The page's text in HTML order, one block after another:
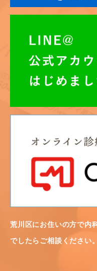
荒川区にお住いの方で内
でしたらご相談ください。